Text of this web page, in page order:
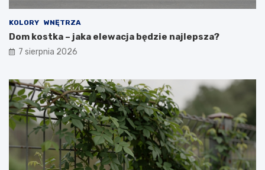
KOLORY WNĘTRZA
Dom kostka – jaka elewacja będzie najlepsza?
7 sierpnia 2026